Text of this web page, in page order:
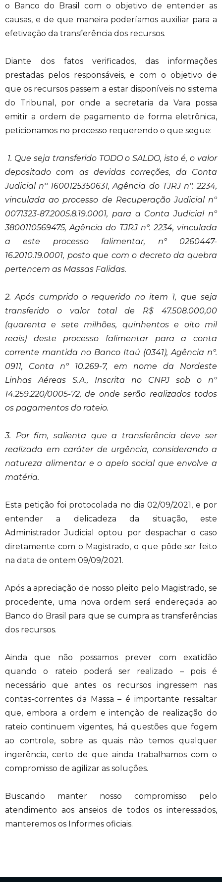
o Banco do Brasil com o objetivo de entender as
causas, e de que maneira poderíamos auxiliar para a
efetivação da transferência dos recursos.
Diante dos fatos verificados, das informações
prestadas pelos responsáveis, e com o objetivo de
que os recursos passem a estar disponíveis no sistema
do Tribunal, por onde a secretaria da Vara possa
emitir a ordem de pagamento de forma eletrônica,
peticionamos no processo requerendo o que segue:
1. Que seja transferido TODO o SALDO, isto é, o valor
depositado com as devidas correções, da Conta
Judicial nº 1600125350631, Agência do TJRJ nº. 2234,
vinculada ao processo de Recuperação Judicial nº
0071323-87.2005.8.19.0001, para a Conta Judicial nº
3800110569475, Agência do TJRJ nº. 2234, vinculada
a este processo falimentar, nº 0260447-
16.2010.19.0001, posto que com o decreto da quebra
pertencem as Massas Falidas.
2. Após cumprido o requerido no item 1, que seja
transferido o valor total de R$ 47.508.000,00
(quarenta e sete milhões, quinhentos e oito mil
reais) deste processo falimentar para a conta
corrente mantida no Banco Itaú (0341), Agência nº.
0911, Conta nº 10.269-7, em nome da Nordeste
Linhas Aéreas S.A., Inscrita no CNPJ sob o nº
14.259.220/0005-72, de onde serão realizados todos
os pagamentos do rateio.
3. Por fim, salienta que a transferência deve ser
realizada em caráter de urgência, considerando a
natureza alimentar e o apelo social que envolve a
matéria.
Esta petição foi protocolada no dia 02/09/2021, e por
entender a delicadeza da situação, este
Administrador Judicial optou por despachar o caso
diretamente com o Magistrado, o que pôde ser feito
na data de ontem 09/09/2021.
Após a apreciação de nosso pleito pelo Magistrado, se
procedente, uma nova ordem será endereçada ao
Banco do Brasil para que se cumpra as transferências
dos recursos.
Ainda que não possamos prever com exatidão
quando o rateio poderá ser realizado – pois é
necessário que antes os recursos ingressem nas
contas-correntes da Massa – é importante ressaltar
que, embora a ordem e intenção de realização do
rateio continuem vigentes, há questões que fogem
ao controle, sobre as quais não temos qualquer
ingerência, certo de que ainda trabalhamos com o
compromisso de agilizar as soluções.
Buscando manter nosso compromisso pelo
atendimento aos anseios de todos os interessados,
manteremos os Informes oficiais.